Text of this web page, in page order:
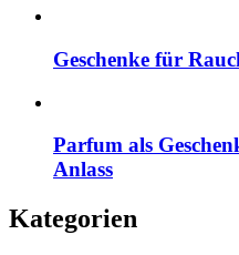
Geschenke für
Parfum als
Anlass
Kategorien